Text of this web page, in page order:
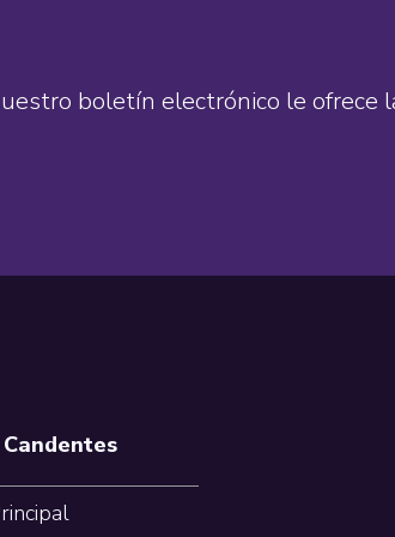
boletín electrónico le ofrece